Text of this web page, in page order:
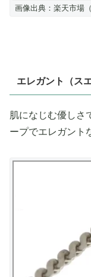
画像出典：楽天市場
エレガント（ス
肌になじむ優しさ
ープでエレガント